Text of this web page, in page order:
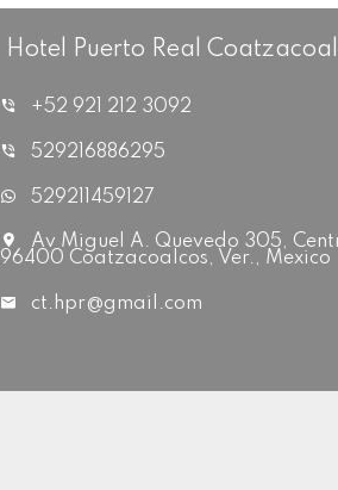
Hotel Puerto Real
+52 921 212 3092
529216886295
529211459127
Av Miguel A. Quevedo 305,
96400 Coatzacoalcos, Ver., Mexico
ct.hpr@gmail.com